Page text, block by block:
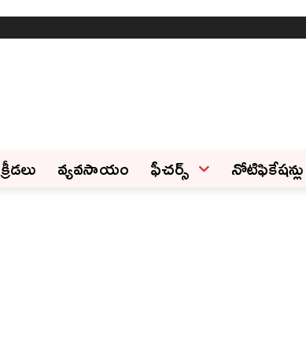
క్రీడలు వ్యవసాయం ఫీచ‌ర్స్ ‌ నోటిఫికేషన్లు